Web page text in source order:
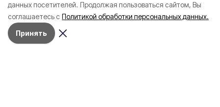
данных посетителей. Продолжая пользоваться сайтом, Вы
соглашаетесь с Политикой обработки персональных данных.
Принять